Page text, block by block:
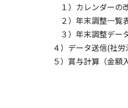
１）カレンダーの
２）年末調整一覧
３）年末調整デー
４）データ送信(社労
５）賞与計算（金額